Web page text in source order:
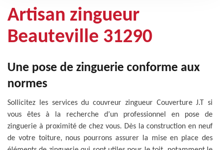
Artisan zingueur
Beauteville 31290
Une pose de zinguerie conforme aux
normes
Sollicitez les services du couvreur zingueur Couverture J.T si
vous êtes à la recherche d’un professionnel en pose de
zinguerie à proximité de chez vous. Dès la construction en neuf
de votre toiture, nous pourrons assurer la mise en place des